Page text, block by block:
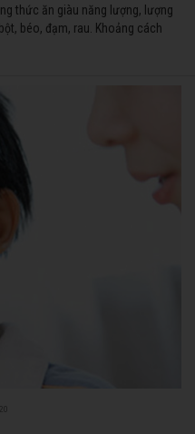
thức ăn giàu năng lượng, lượng
béo, đạm, rau. Khoảng cách